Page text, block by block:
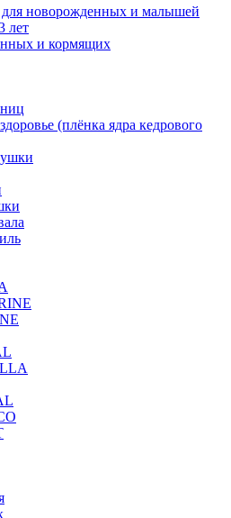
новорожденных и малышей
лет
и кормящих
(плёнка ядра кедрового